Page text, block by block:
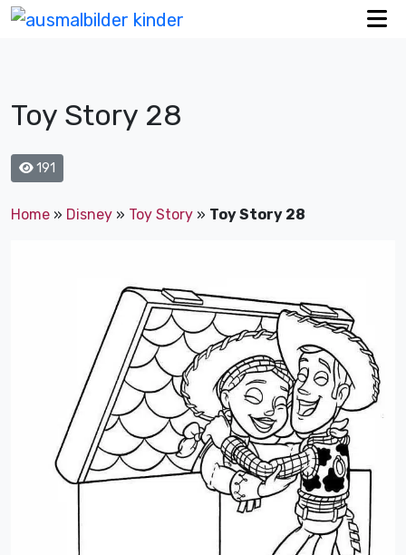
Toy Story 28
191
Home » Disney » Toy Story » Toy Story 28